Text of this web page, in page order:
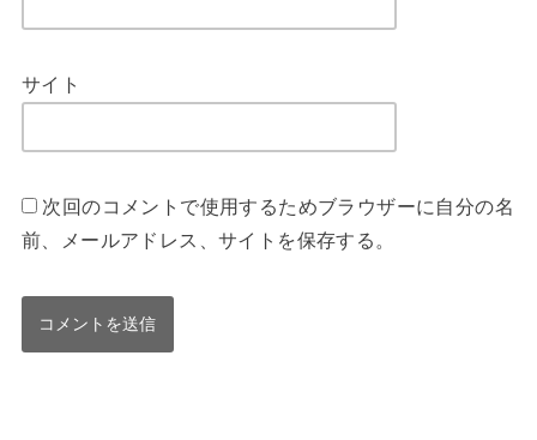
サイト
次回のコメントで使用するためブラウザーに自分の名
前、メールアドレス、サイトを保存する。